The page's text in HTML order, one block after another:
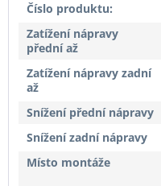
Číslo produktu:
Zatížení nápravy
přední až
Zatížení nápravy zadní
až
Snížení přední nápravy
Snížení zadní nápravy
Místo montáže